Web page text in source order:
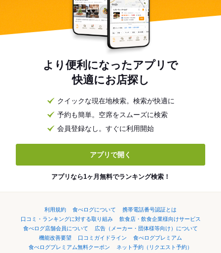
より便利になったアプリで
快適にお店探し
クイックな現在地検索。検索が快適に
予約も簡単。空席をスムーズに検索
会員登録なし。すぐに利用開始
アプリで開く
アプリなら1ヶ月無料でランキング検索！
利用規約 食べログについて
携帯電話番号認証とは
口コミ・ランキングに対する取り組み
飲食店・飲食企業様向けサービス
食べログ店舗会員について
広告（メーカー・団体様等向け）について
機能改善要望
口コミガイドライン
食べログプレミアム
食べログプレミアム無料クーポン
ネット予約（リクエスト予約）